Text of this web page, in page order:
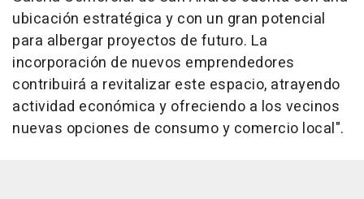
ubicación estratégica y con un gran potencial
para albergar proyectos de futuro. La
incorporación de nuevos emprendedores
contribuirá a revitalizar este espacio, atrayendo
actividad económica y ofreciendo a los vecinos
nuevas opciones de consumo y comercio local".